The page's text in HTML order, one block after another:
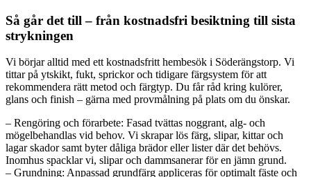
Så går det till – från kostnadsfri besiktning till sista
strykningen
Vi börjar alltid med ett kostnadsfritt hembesök i Söderängstorp. Vi
tittar på ytskikt, fukt, sprickor och tidigare färgsystem för att
rekommendera rätt metod och färgtyp. Du får råd kring kulörer,
glans och finish – gärna med provmålning på plats om du önskar.
– Rengöring och förarbete: Fasad tvättas noggrant, alg- och
mögelbehandlas vid behov. Vi skrapar lös färg, slipar, kittar och
lagar skador samt byter dåliga brädor eller lister där det behövs.
Inomhus spacklar vi, slipar och dammsanerar för en jämn grund.
– Grundning: Anpassad grundfärg appliceras för optimalt fäste och